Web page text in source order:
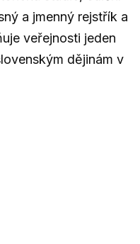
a jmenný rejstřík a
veřejnosti jeden
dějinám v